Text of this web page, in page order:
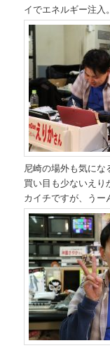
イでエネルギー注入。
尼崎の場外も気にな
買い目も少ないえ
カイチですが、うー